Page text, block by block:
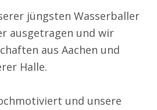
jüngsten Wasserballer
ausgetragen und wir
aus Aachen und
Halle.
und unsere